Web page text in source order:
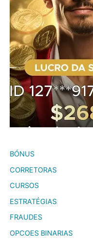
BÓNUS
CORRETORAS
CURSOS
ESTRATÉGIAS
FRAUDES
OPCOES BINARIAS